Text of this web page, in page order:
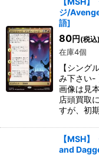
ジ/
語]
80円 (税込)
在庫4個
【シング
み下さい-
画像は見
店頭買取
すが、初
【MSH
and